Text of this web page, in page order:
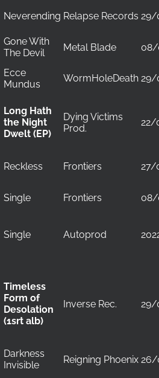
Neverending Relapse Records 29/
Gone With
The Devil
Metal Blade 08/
Ecce
Mundus
WormHoleDeath 29/
Long Hath
the Night
Dwelt (EP)
Dying Victims
Prod.
22/
Reckless Frontiers 27/
Single Frontiers 08/
Single Autoprod
Timeless
Form of
Desolation
(1srt alb)
Inverse Rec. 29/
Darkness
Invisible
Reigning Phoenix 26/